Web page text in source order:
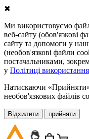
✖
Ми використовуємо
веб-сайту (обов'язкові
сайту та допомоги у
(необов'язкові файли
постачальниками,
у Політиці
Натискаючи
необов'язкових файлів
Відхилити прийняти